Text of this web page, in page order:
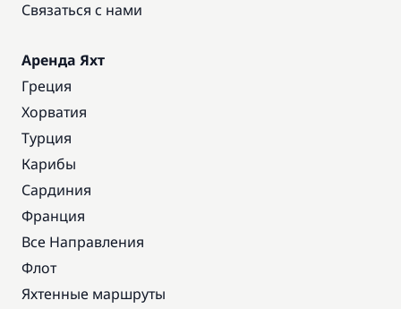
Связаться с нами
Аренда Яхт
Греция
Хорватия
Турция
Карибы
Сардиния
Франция
Все Направления
Флот
Яхтенные маршруты